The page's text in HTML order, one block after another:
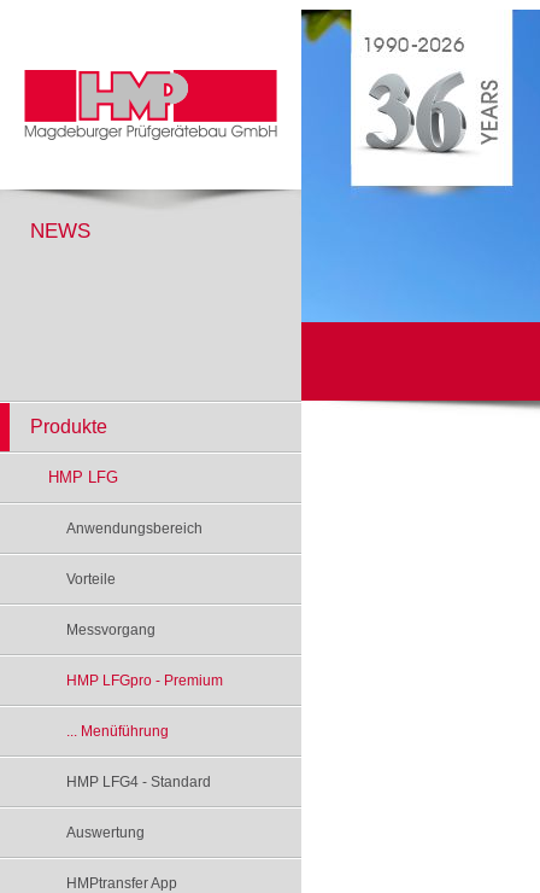
NEWS
Produkte
HMP LFG
Anwendungsbereich
Vorteile
Messvorgang
HMP LFGpro - Premium
... Menüführung
HMP LFG4 - Standard
Auswertung
HMPtransfer App